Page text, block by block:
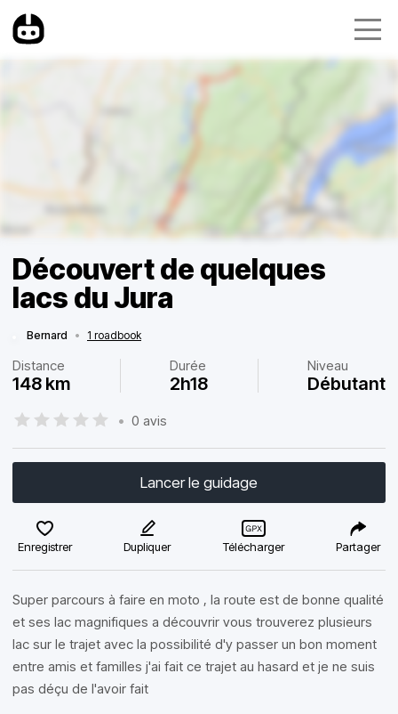
Découvert de quelques
lacs du Jura
Bernard • 1 roadbook
Distance
148 km
Durée
2h18
Niveau
Débutant
• 0 avis
Lancer le guidage
Enregistrer Dupliquer Télécharger Partager
Super parcours à faire en moto , la route est de bonne qualité
et ses lac magnifiques a découvrir vous trouverez plusieurs
lac sur le trajet avec la possibilité d'y passer un bon moment
entre amis et familles j'ai fait ce trajet au hasard et je ne suis
pas déçu de l'avoir fait